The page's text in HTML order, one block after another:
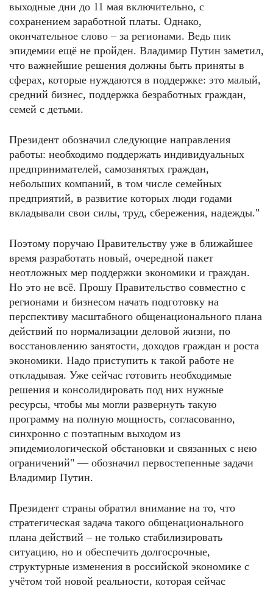
выходные дни до 11 мая включительно, с
сохранением заработной платы. Однако,
окончательное слово – за регионами. Ведь пик
эпидемии ещё не пройден. Владимир Путин заметил,
что важнейшие решения должны быть приняты в
сферах, которые нуждаются в поддержке: это малый,
средний бизнес, поддержка безработных граждан,
семей с детьми.
Президент обозначил следующие направления
работы: необходимо поддержать индивидуальных
предпринимателей, самозанятых граждан,
небольших компаний, в том числе семейных
предприятий, в развитие которых люди годами
вкладывали свои силы, труд, сбережения, надежды."
Поэтому поручаю Правительству уже в ближайшее
время разработать новый, очередной пакет
неотложных мер поддержки экономики и граждан.
Но это не всё. Прошу Правительство совместно с
регионами и бизнесом начать подготовку на
перспективу масштабного общенационального плана
действий по нормализации деловой жизни, по
восстановлению занятости, доходов граждан и роста
экономики. Надо приступить к такой работе не
откладывая. Уже сейчас готовить необходимые
решения и консолидировать под них нужные
ресурсы, чтобы мы могли развернуть такую
программу на полную мощность, согласованно,
синхронно с поэтапным выходом из
эпидемиологической обстановки и связанных с нею
ограничений" — обозначил первостепенные задачи
Владимир Путин.
Президент страны обратил внимание на то, что
стратегическая задача такого общенационального
плана действий – не только стабилизировать
ситуацию, но и обеспечить долгосрочные,
структурные изменения в российской экономике с
учётом той новой реальности, которая сейчас